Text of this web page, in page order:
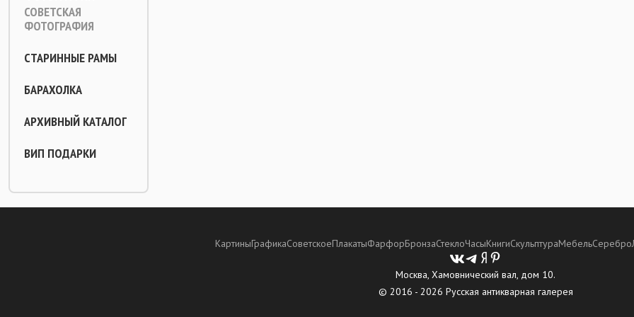
СОВЕТСКАЯ
ФОТОГРАФИЯ
СТАРИННЫЕ РАМЫ
БАРАХОЛКА
АРХИВНЫЙ КАТАЛОГ
ВИП ПОДАРКИ
КартиныГрафикаСоветскоеПлакатыФарфорБронзаСтеклоЧасыКнигиСкульптураМебельСеребро
Москва, Хамовнический вал, дом 10.
© 2016 - 2026 Русская антикварная галерея